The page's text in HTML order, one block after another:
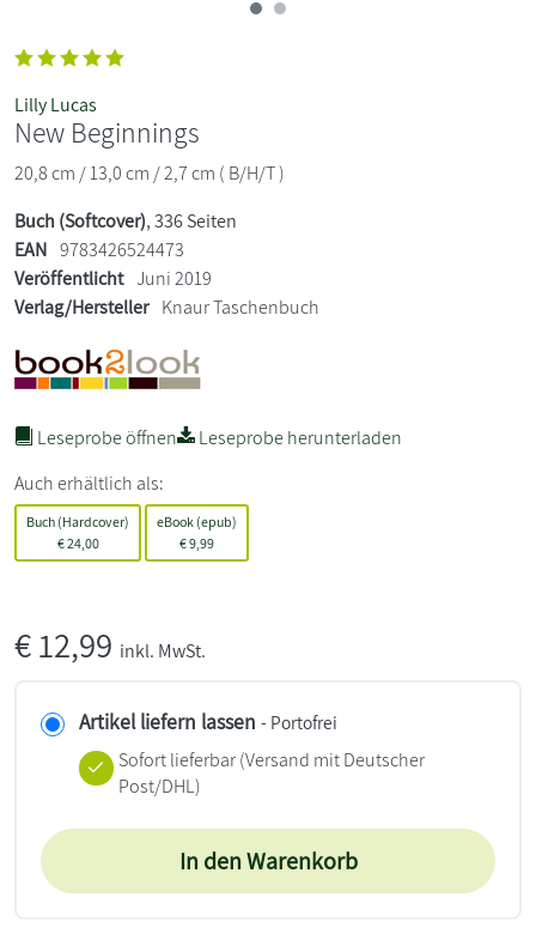
Lilly Lucas
New Beginnings
20,8 cm / 13,0 cm / 2,7 cm ( B/H/T )
Buch (Softcover), 336 Seiten
EAN 9783426524473
Veröffentlicht Juni 2019
Verlag/Hersteller Knaur Taschenbuch
Leseprobe öffnen
Leseprobe herunterladen
Auch erhältlich als:
Buch (Hardcover)
€24,00
eBook (epub)
€9,99
€12,99 inkl. MwSt.
Artikel liefern lassen - Portofrei
Sofort lieferbar(Versand mit Deutscher
Post/DHL)
In den Warenkorb